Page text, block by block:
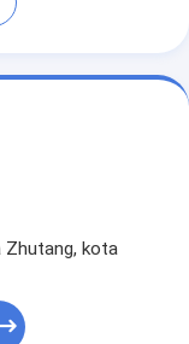
Zhutang, kota